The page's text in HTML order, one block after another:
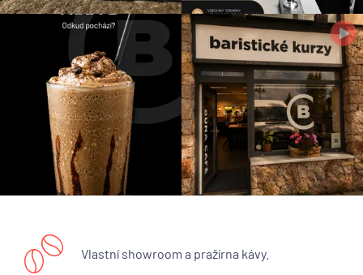
Vlastní showroom a pražírna kávy.